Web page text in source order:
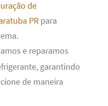
de
PRpara
e reparamos
garantindo
de maneira